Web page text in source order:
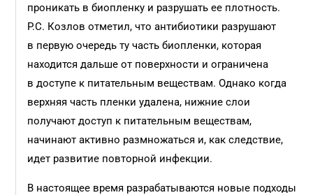
проникать в биопленку и разрушать ее плотность.
Р.С. Козлов отметил, что антибиотики разрушают
в первую очередь ту часть биопленки, которая
находится дальше от поверхности и ограничена
в доступе к питательным веществам. Однако когда
верхняя часть пленки удалена, нижние слои
получают доступ к питательным веществам,
начинают активно размножаться и, как следствие,
идет развитие повторной инфекции.
В настоящее время разрабатываются новые подходы